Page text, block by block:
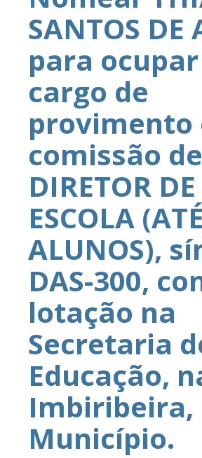
SANTOS DE
para
cargo de
provimento
comissão de
DIRETOR DE
ESCOLA
ALUNOS),
DAS-300,
lotação na
Secretaria
Educação,
Imbiribeira,
Município.